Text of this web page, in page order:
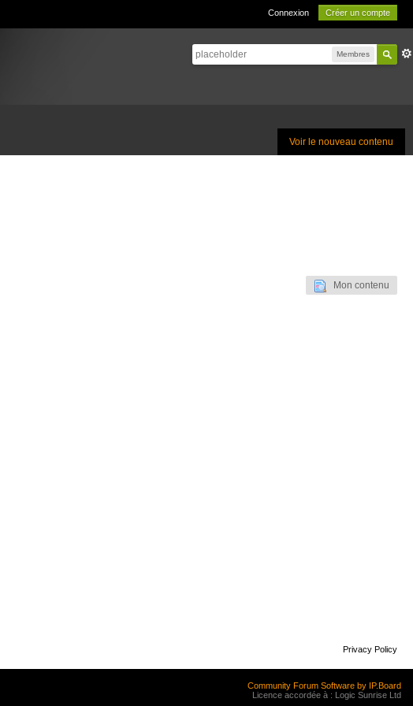
Connexion Créer un compte
Membres
Voir le nouveau contenu
Mon contenu
Privacy Policy
Community Forum Software by IP.Board
Licence accordée à : Logic Sunrise Ltd